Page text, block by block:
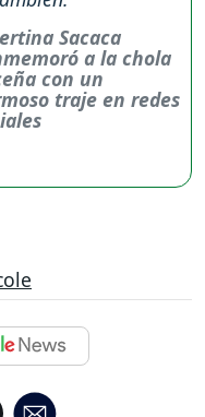
Sacaca
a la chola
con un
traje en redes